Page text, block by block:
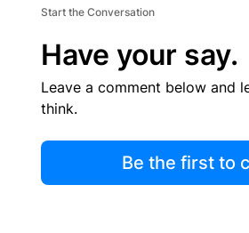
Start the Conversation
Have your say.
Leave a comment below and
think.
Be the first to